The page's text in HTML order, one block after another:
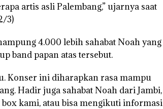
artis asli Palembang,” ujarnya saat
3)
4.000 lebih sahabat Noah yang
band papan atas tersebut.
Konser ini diharapkan rasa mampu
Hadir juga sahabat Noah dari Jambi,
kami, atau bisa mengikuti informasi